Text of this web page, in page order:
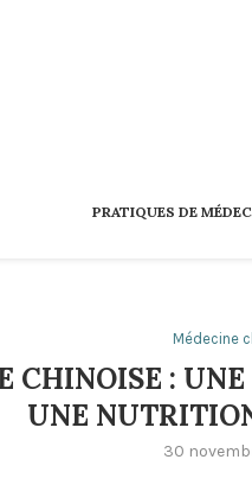
PRATIQUES DE
Médecine
CHINOISE :
UNE
30